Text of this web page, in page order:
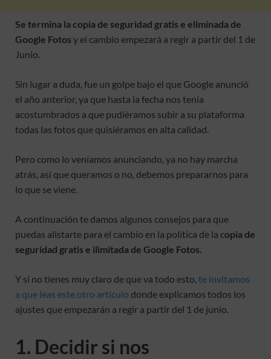
Se termina la copia de seguridad gratis e eliminada de
Google Fotosy el cambio empezará a regir a partir del 1 de
Junio.
Sin lugar a duda, fue un golpe bajo el que Google anunció
el año anterior, ya que hasta la fecha nos tenía
acostumbrados a que pudiéramos subir a su plataforma
todas las fotos que quisiéramos en alta calidad.
Pero como lo veníamos anunciando, ya no hay marcha
atrás, así que queramos o no, debemos prepararnos para
lo que se viene.
A continuación te damos algunos consejos para que
puedas alistarte para el cambio en la política de la copia de
seguridad gratis e ilimitada de Google Fotos.
Y si no tienes muy claro de que va todo esto, te invitamos
a que leas este otro artículo donde explicamos todos los
ajustes que empezarán a regir a partir del 1 de junio.
1. Decidir si nos